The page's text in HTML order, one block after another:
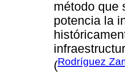
método que
potencia la
(Rodríguez